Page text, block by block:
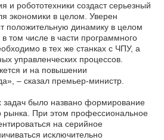
и робототехники создаст серьезный
экономики в целом. Уверен
положительную динамику в целом
том числе в части программного
в тех же станках с ЧПУ, а
управленческих процессов.
и на повышении
– сказал премьер-министр.
задач было названо формирование
рынка. При этом профессиональное
на серийное
исключительно